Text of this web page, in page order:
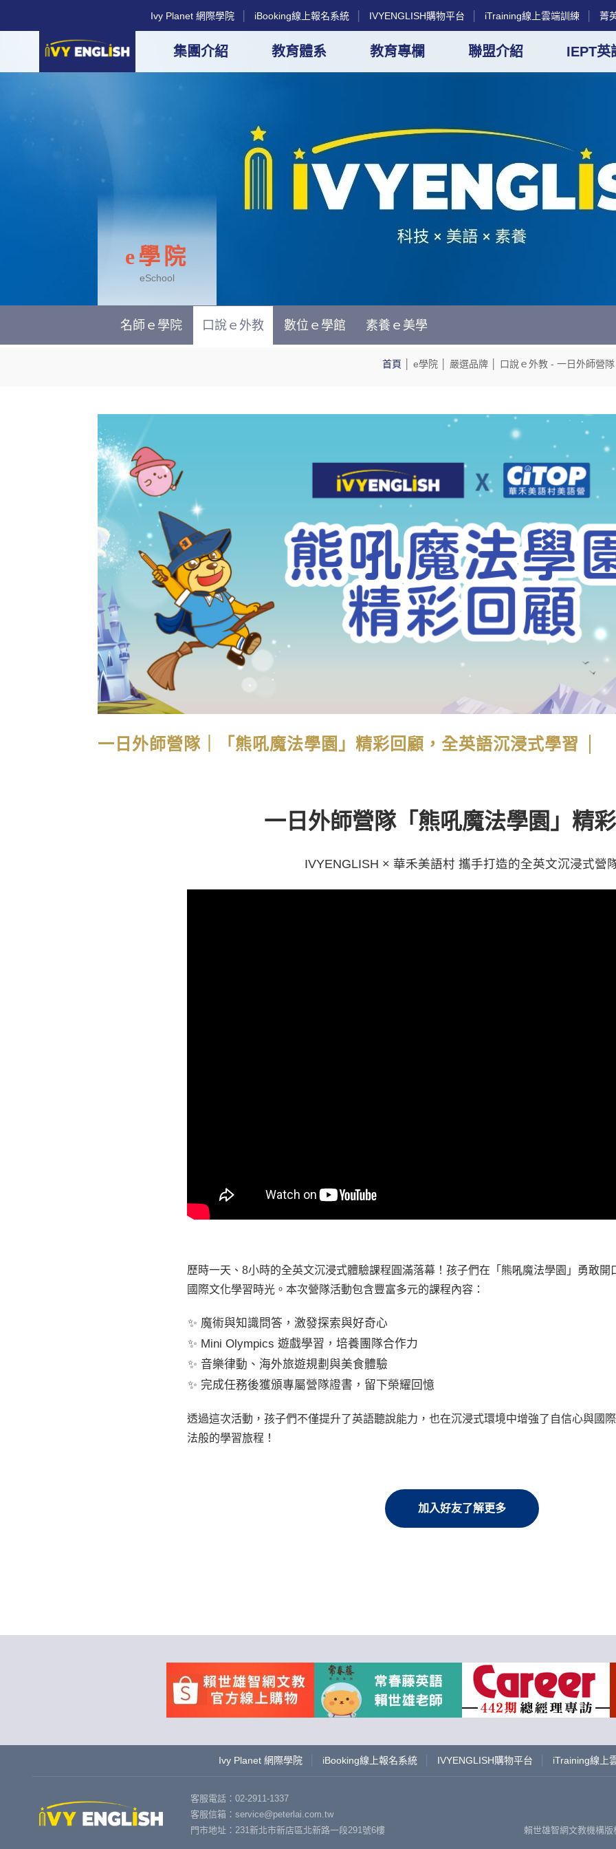
Ivy Planet 網際學院 iBooking線上報名系統 IVYENGLISH購物平台 iTraining線上雲端訓練 菁
集團介紹 教育體系 教育專欄 聯盟介紹 IEPT英
e學院
eSchool
首頁 e學院 嚴選品牌 口說ｅ外教 - 一日外師營
名師ｅ學院 口說ｅ外教 數位ｅ學館 素養ｅ美學
一日外師營隊｜「熊吼魔法學園」精彩回顧，全英語沉浸式學習
一日外師營隊「熊吼魔法學園」精
IVYENGLISH × 華禾美語村 攜手打造的全英文沉浸式營
歷時一天、8小時的全英文沉浸式體驗課程圓滿落幕！孩子們在「熊吼魔法學園」勇敢開
國際文化學習時光。本次營隊活動包含豐富多元的課程內容：
魔術與知識問答，激發探索與好奇心
Mini Olympics 遊戲學習，培養團隊合作力
音樂律動、海外旅遊規劃與美食體驗
完成任務後獲頒專屬營隊證書，留下榮耀回憶
透過這次活動，孩子們不僅提升了英語聽說能力，也在沉浸式環境中增強了自信心與國
法般的學習旅程！
加入好友了解更多
Ivy Planet 網際學院 iBooking線上報名系統 IVYENGLISH購物平台 iTraining線上
客服電話：02-2911-1337
客服信箱：service@peterlai.com.tw
門市地址：231新北市新店區北新路一段291號6樓
賴世雄智網文教機構